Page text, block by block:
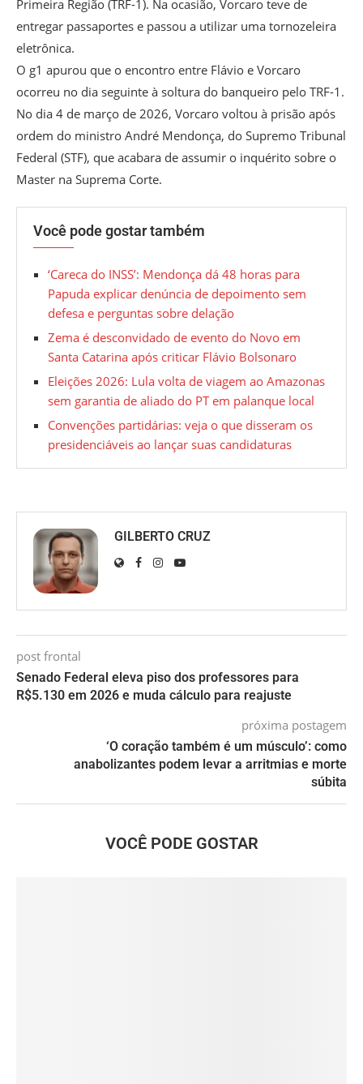
Primeira Região (TRF-1). Na ocasião, Vorcaro teve de
entregar passaportes e passou a utilizar uma tornozeleira
eletrônica.
O g1 apurou que o encontro entre Flávio e Vorcaro
ocorreu no dia seguinte à soltura do banqueiro pelo TRF-1.
No dia 4 de março de 2026, Vorcaro voltou à prisão após
ordem do ministro André Mendonça, do Supremo Tribunal
Federal (STF), que acabara de assumir o inquérito sobre o
Master na Suprema Corte.
Você pode gostar também
‘Careca do INSS’: Mendonça dá 48 horas para
Papuda explicar denúncia de depoimento sem
defesa e perguntas sobre delação
Zema é desconvidado de evento do Novo em
Santa Catarina após criticar Flávio Bolsonaro
Eleições 2026: Lula volta de viagem ao Amazonas
sem garantia de aliado do PT em palanque local
Convenções partidárias: veja o que disseram os
presidenciáveis ao lançar suas candidaturas
GILBERTO CRUZ
post frontal
Senado Federal eleva piso dos professores para
R$5.130 em 2026 e muda cálculo para reajuste
próxima postagem
‘O coração também é um músculo’: como
anabolizantes podem levar a arritmias e morte
súbita
VOCÊ PODE GOSTAR